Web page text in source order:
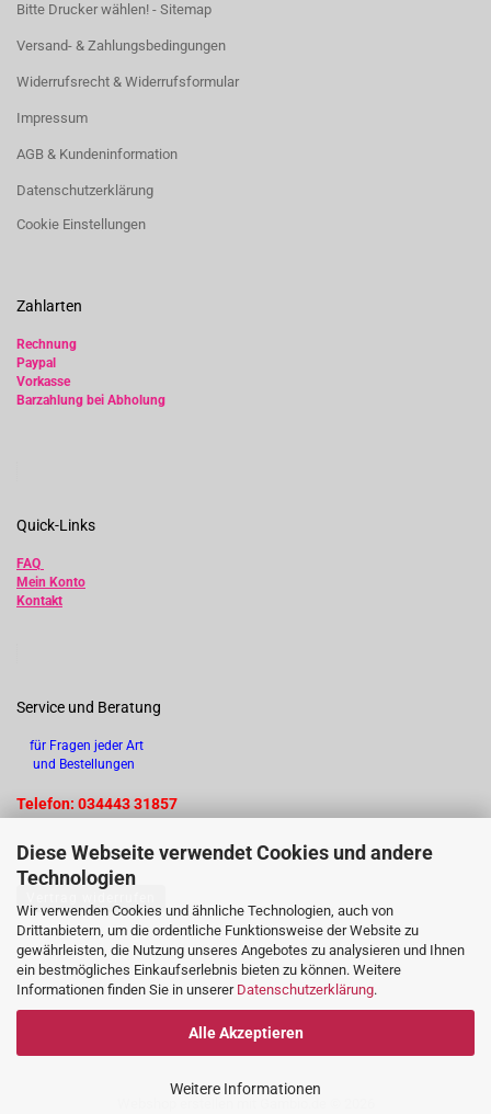
Diese Webseite verwendet Cookies und andere
Technologien
Wir verwenden Cookies und ähnliche Technologien, auch von
Drittanbietern, um die ordentliche Funktionsweise der Website zu
gewährleisten, die Nutzung unseres Angebotes zu analysieren und Ihnen
ein bestmögliches Einkaufserlebnis bieten zu können. Weitere
Informationen finden Sie in unserer Datenschutzerklärung.
Alle Akzeptieren
Weitere Informationen
Bitte Drucker wählen! - Sitemap
Versand- & Zahlungsbedingungen
Widerrufsrecht & Widerrufsformular
Impressum
AGB & Kundeninformation
Datenschutzerklärung
Cookie Einstellungen
Zahlarten
Rechnung
Paypal
Vorkasse
Barzahlung bei Abholung
Quick-Links
FAQ
Mein Konto
Kontakt
Service und Beratung
für Fragen jeder Art
und Bestellungen
Telefon: 034443 31857